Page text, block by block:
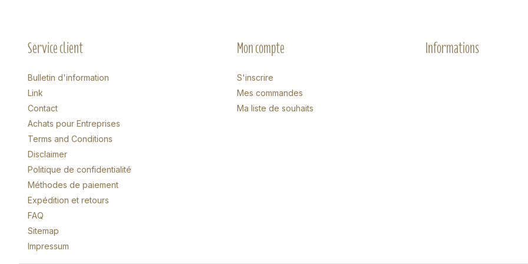
Service client
Bulletin d'information
Link
Contact
Achats pour Entreprises
Terms and Conditions
Disclaimer
Politique de confidentialité
Méthodes de paiement
Expédition et retours
FAQ
Sitemap
Impressum
Mon compte
S'inscrire
Mes commandes
Ma liste de souhaits
Informations